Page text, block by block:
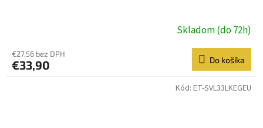
Skladom (do 72h)
€27,56 bez DPH
€33,90 Do košíka
Kód: ET-SVL33LKEGEU